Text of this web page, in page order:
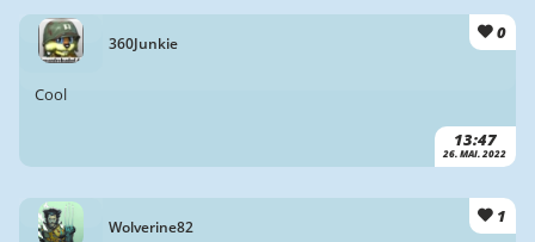
360Junkie
0
13:47
26. MAI. 2022
Cool
Wolverine82
1